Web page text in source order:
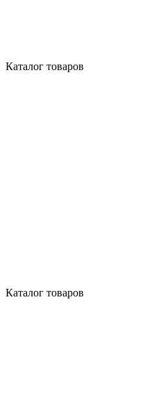
Каталог товаров
Каталог товаров